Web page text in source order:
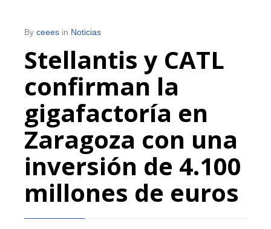
By ceees in Noticias
Stellantis y CATL
confirman la
gigafactoría en
Zaragoza con una
inversión de 4.100
millones de euros